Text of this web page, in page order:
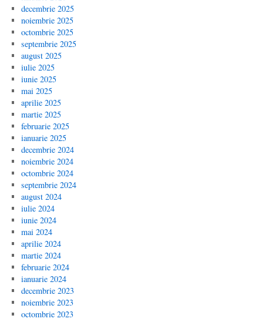
decembrie 2025
noiembrie 2025
octombrie 2025
septembrie 2025
august 2025
iulie 2025
iunie 2025
mai 2025
aprilie 2025
martie 2025
februarie 2025
ianuarie 2025
decembrie 2024
noiembrie 2024
octombrie 2024
septembrie 2024
august 2024
iulie 2024
iunie 2024
mai 2024
aprilie 2024
martie 2024
februarie 2024
ianuarie 2024
decembrie 2023
noiembrie 2023
octombrie 2023